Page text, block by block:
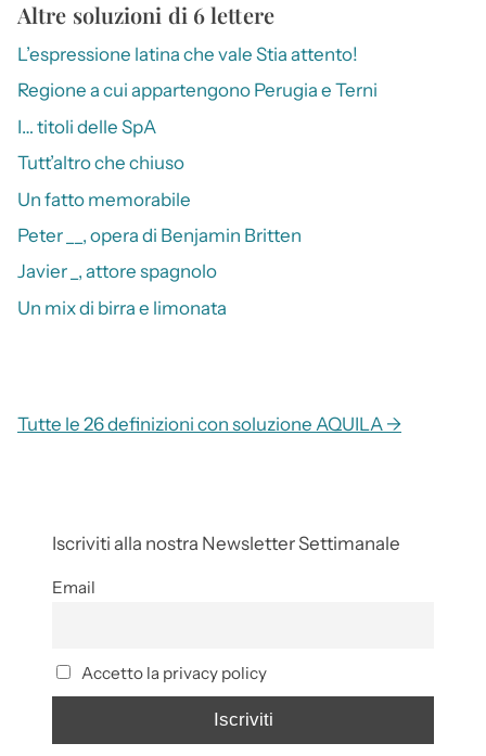
Altre soluzioni di 6 lettere
L’espressione latina che vale Stia attento!
Regione a cui appartengono Perugia e Terni
I… titoli delle SpA
Tutt’altro che chiuso
Un fatto memorabile
Peter __, opera di Benjamin Britten
Javier _, attore spagnolo
Un mix di birra e limonata
Tutte le 26 definizioni con soluzione AQUILA →
Iscriviti alla nostra Newsletter Settimanale
Email
Accetto la privacy policy